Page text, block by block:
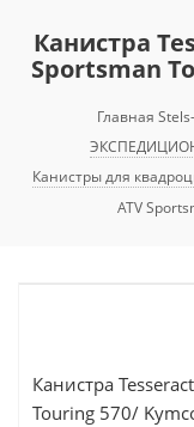
Канистра
Sportsman
Главная
Канистры для
ATV
Канистра
Touring 570/